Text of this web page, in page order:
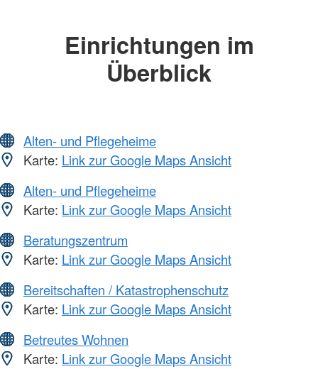
Einrichtungen im
Überblick
Alten- und Pflegeheime
Karte: Link zur Google Maps Ansicht
Alten- und Pflegeheime
Karte: Link zur Google Maps Ansicht
Beratungszentrum
Karte: Link zur Google Maps Ansicht
Bereitschaften / Katastrophenschutz
Karte: Link zur Google Maps Ansicht
Betreutes Wohnen
Karte: Link zur Google Maps Ansicht